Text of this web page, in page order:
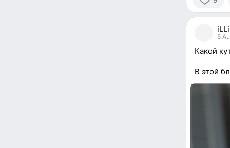
9
reacted
5
Какой
В этой